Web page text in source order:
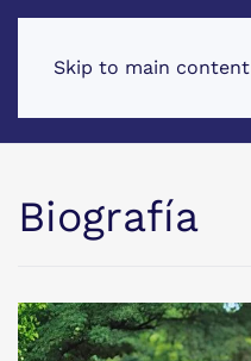
Skip to main content
Biografía